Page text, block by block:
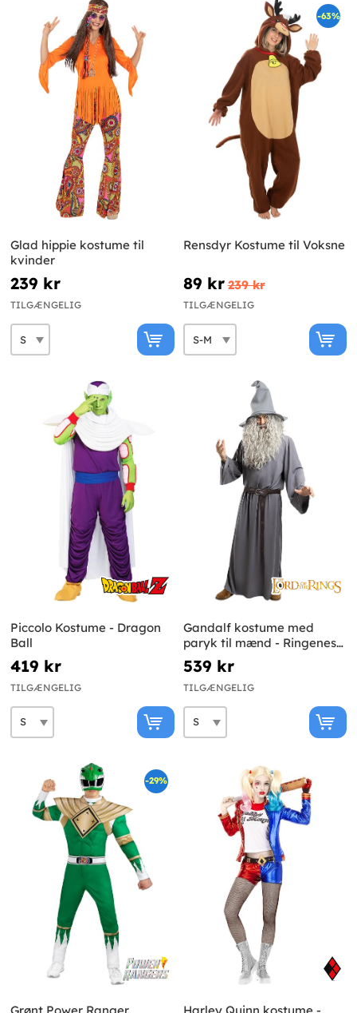
Glad hippie kostume til
kvinder
239 kr
TILGÆNGELIG
-63%
Rensdyr Kostume til Voksne
89 kr 239 kr
TILGÆNGELIG
Piccolo Kostume - Dragon
Ball
419 kr
TILGÆNGELIG
Gandalf kostume med
paryk til mænd - Ringenes
Herre
539 kr
TILGÆNGELIG
-29%
Grønt Power Ranger Harley Quinn kostume -